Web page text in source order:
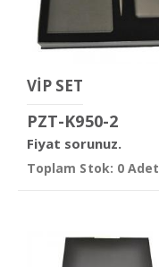
VİP SET
PZT-K950-2
Fiyat sorunuz.
Toplam Stok: 0 Adet